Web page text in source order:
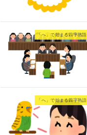
「へ」で始まる四字熟語
「へ」で始まる四字熟語